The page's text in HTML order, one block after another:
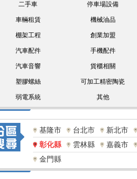
二手車 停車場設備
車輛租賃 機械油品
棚架工程 創業加盟
汽車配件 手機配件
汽車音響 貨櫃相關
塑膠螺絲 可加工精密陶瓷
弱電系統 其他
基隆市 台北市 新北市
彰化縣
雲林縣 嘉義市
金門縣